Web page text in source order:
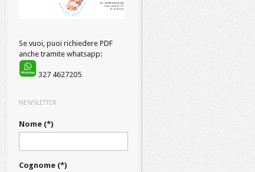
Se vuoi, puoi richiedere PDF
anche tramite whatsapp:
327 4627205
NEWSLETTER
Nome (*)
Cognome (*)